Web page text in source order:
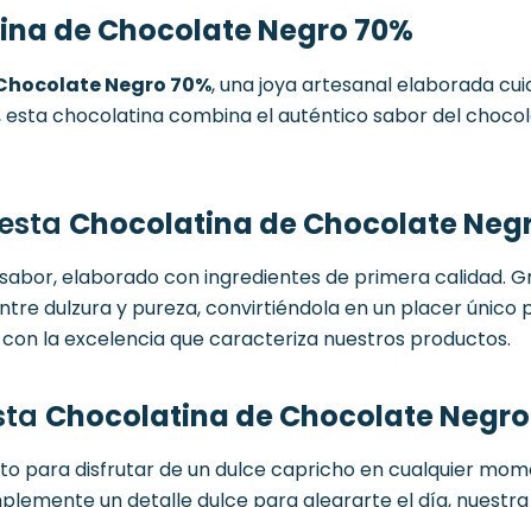
de Chocolate Negro 70%
Negro 70%, una joya artesanal elaborada
chocolatina combina el auténtico sabor del
Chocolatina de Chocolate
elaborado con ingredientes de primera calidad.
dulzura y pureza, convirtiéndola en un placer
la excelencia que caracteriza nuestros productos.
Chocolatina de Chocolate Negro
para disfrutar de un dulce capricho en cualquier
un detalle dulce para alegrarte el día,